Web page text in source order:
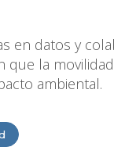
en datos y
que la
ambiental.